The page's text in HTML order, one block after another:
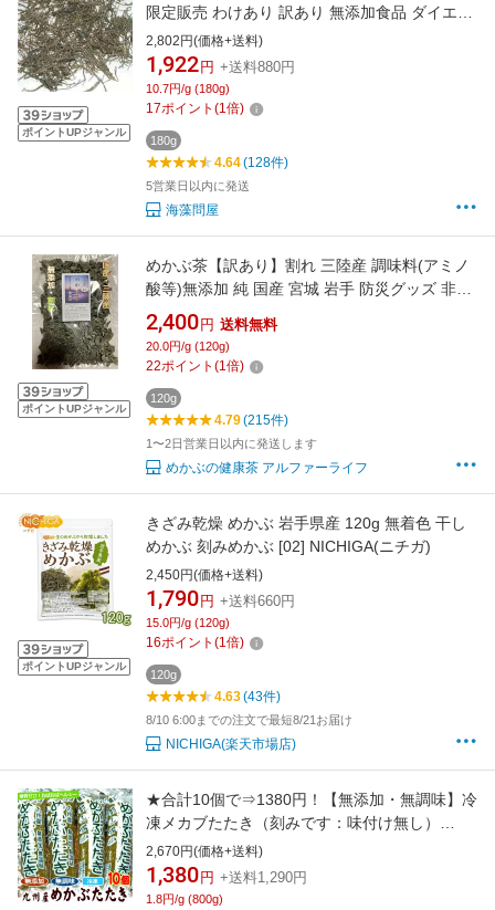
ポイントUPジャンル
限定販売 わけあり 訳あり 無添加食品 ダイエッ
ト めかぶ メカブ 海藻
2,802円(価格+送料)
1,922 円 +送料880円
10.7円/g (180g)
17ポイント (1倍)
180g
4.64(128件)
5営業日以内に発送
海藻問屋
ポイントUPジャンル
めかぶ茶【訳あり】割れ 三陸産 調味料(アミノ
酸等)無添加 純 国産 宮城 岩手 防災グッズ 非常
食 自然の味で昆布茶より美味しいかも 三陸産
無添加 割れ 120g
2,400 円 送料無料
20.0円/g (120g)
22ポイント (1倍)
120g
4.79(215件)
1〜2日営業日以内に発送します
めかぶの健康茶 アルファーライフ
ポイントUPジャンル
きざみ乾燥 めかぶ 岩手県産 120g 無着色 干し
めかぶ 刻みめかぶ [02] NICHIGA(ニチガ)
2,450円(価格+送料)
1,790 円 +送料660円
15.0円/g (120g)
16ポイント (1倍)
120g
4.63(43件)
8/10 6:00までの注文で最短8/21お届け
NICHIGA(楽天市場店)
★合計10個で⇒1380円！【無添加・無調味】冷
凍メカブたたき（刻みです：味付け無し）
80g×10個セット（冷凍） 海藻＊画像は三陸産
ですがこれは九州産となります【めかぶ 和布蕪
ワカメ ネバネバ 健康 糖質ゼロ 糖質制限】
2,670円(価格+送料)
1,380 円 +送料1,290円
1.8円/g (800g)